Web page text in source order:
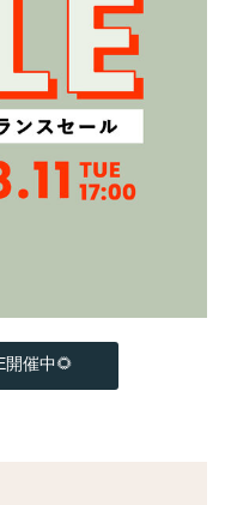
開催中🌻